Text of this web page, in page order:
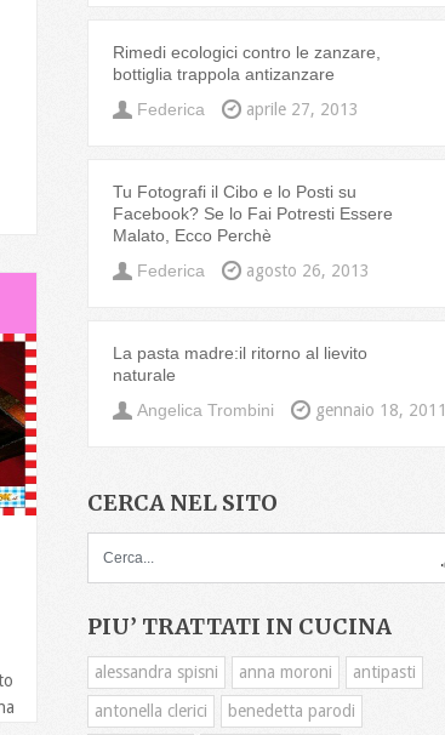
Rimedi ecologici contro le zanzare,
bottiglia trappola antizanzare
Federica
aprile 27, 2013
Tu Fotografi il Cibo e lo Posti su
Facebook? Se lo Fai Potresti Essere
Malato, Ecco Perchè
Federica
agosto 26, 2013
La pasta madre:il ritorno al lievito
naturale
Angelica Trombini
gennaio 18, 2011
CERCA NEL SITO
PIU’ TRATTATI IN CUCINA
alessandra spisni anna moroni
antipasti
antonella clerici
benedetta parodi